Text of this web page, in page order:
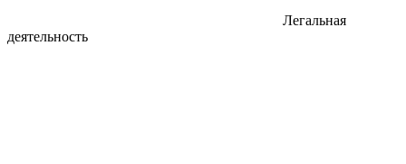
Легальная
деятельность